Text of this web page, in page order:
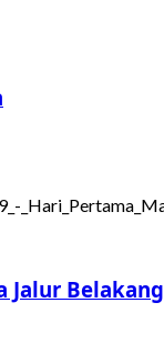
Jalur Belakang